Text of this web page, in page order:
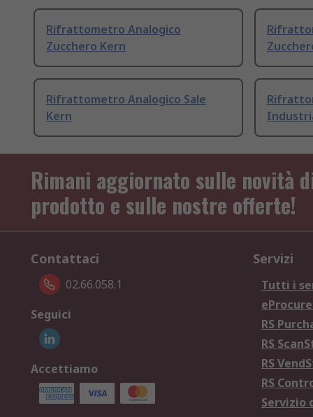
Rifrattometro Analogico
Zucchero Kern
Rifrattometro Analogico Sale
Kern
Rimani aggiornato sulle novità
prodotto e sulle nostre offerte!
Contattaci
02.66.058.1
Seguici
Accettiamo
Servizi
Tutti i
RS
RS
RS
RS
Servizio